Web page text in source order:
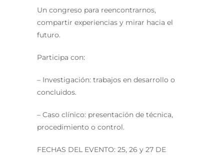
Un congreso para reencontrarnos,
compartir experiencias y mirar hacia el
futuro.
Participa con:
– Investigación: trabajos en desarrollo o
concluidos.
– Caso clínico: presentación de técnica,
procedimiento o control.
FECHAS DEL EVENTO: 25, 26 y 27 DE